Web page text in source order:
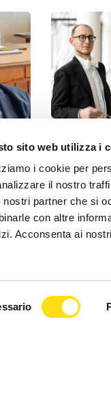
sito web utilizza i
i cookie per
il nostro
nostri partner che si
con altre
Acconsenta ai
CULTURA
Concorso
Banfield
speciale a
22 Maggio